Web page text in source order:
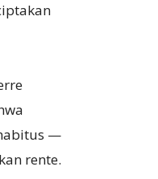
—
rente.